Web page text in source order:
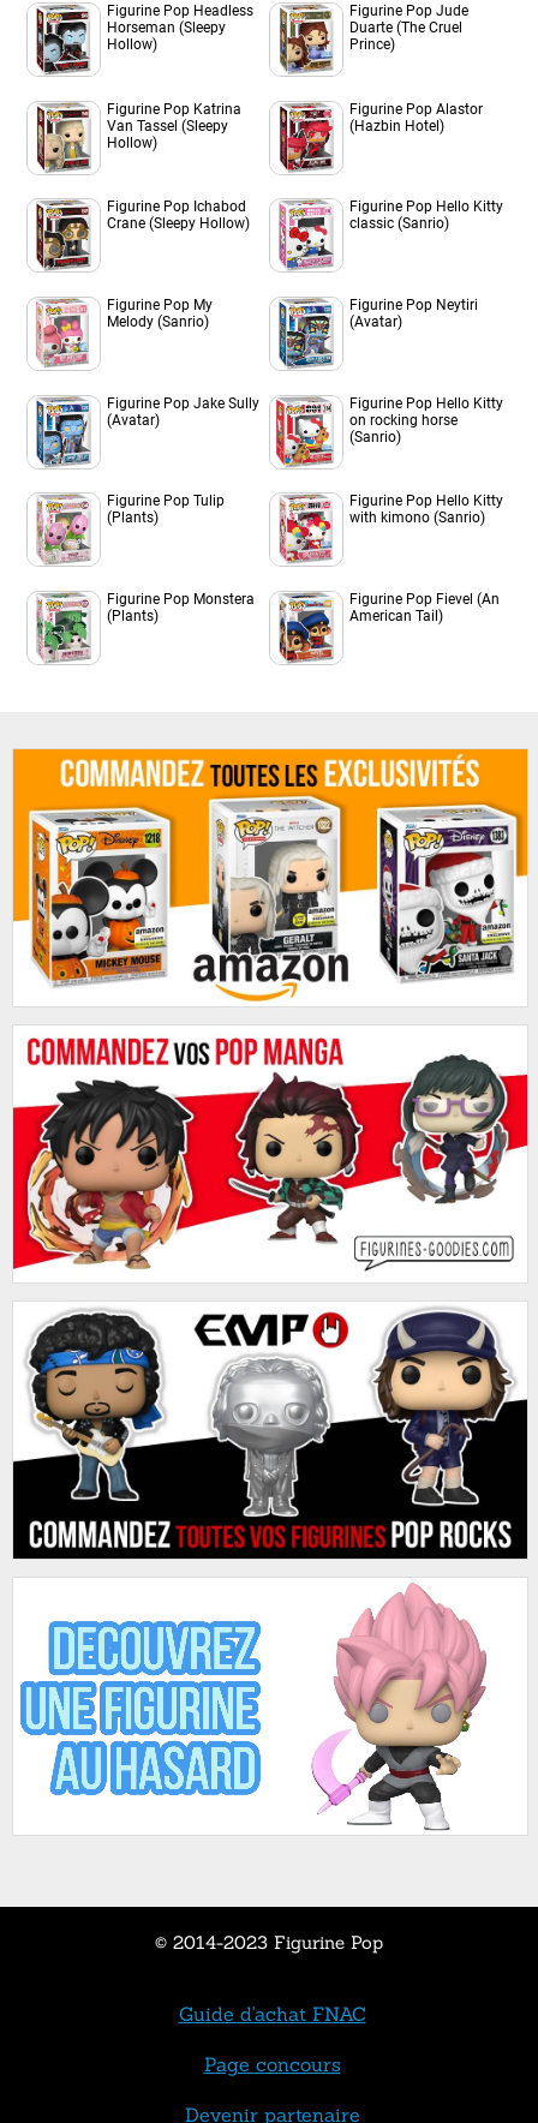
Figurine Pop Headless
Horseman (Sleepy
Hollow)
Figurine Pop Jude
Duarte (The Cruel
Prince)
Figurine Pop Katrina
Van Tassel (Sleepy
Hollow)
Figurine Pop Alastor
(Hazbin Hotel)
Figurine Pop Ichabod
Crane (Sleepy Hollow)
Figurine Pop Hello Kitty
classic (Sanrio)
Figurine Pop My
Melody (Sanrio)
Figurine Pop Neytiri
(Avatar)
Figurine Pop Jake Sully
(Avatar)
Figurine Pop Hello Kitty
on rocking horse
(Sanrio)
Figurine Pop Tulip
(Plants)
Figurine Pop Hello Kitty
with kimono (Sanrio)
Figurine Pop Monstera
(Plants)
Figurine Pop Fievel (An
American Tail)
© 2014-2023 Figurine Pop
Guide d'achat FNAC
Page concours
Devenir partenaire